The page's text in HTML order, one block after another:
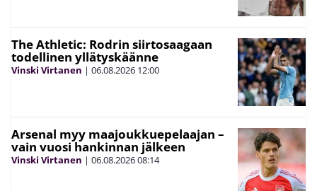
The Athletic: Rodrin siirtosaagaan
todellinen yllätyskäänne
Vinski Virtanen | 06.08.2026 12:00
Arsenal myy maajoukkuepelaajan –
vain vuosi hankinnan jälkeen
Vinski Virtanen | 06.08.202608:14